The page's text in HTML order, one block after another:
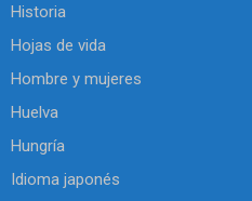
Historia
Hojas de vida
Hombre y mujeres
Huelva
Hungría
Idioma japonés